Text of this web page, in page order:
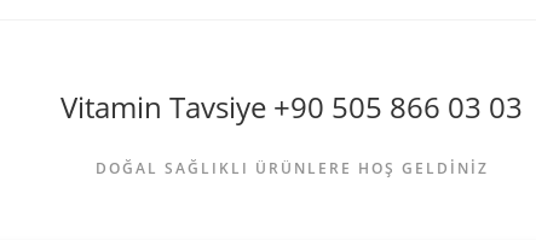
Vitamin Tavsiye +90 505 866 03 03
DOĞAL SAĞLIKLI ÜRÜNLERE HOŞ GELDINIZ